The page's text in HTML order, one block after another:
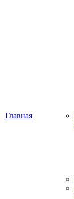
Главная